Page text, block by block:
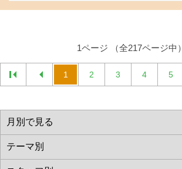
1ページ （全217ページ中）
1 2 3 4 5